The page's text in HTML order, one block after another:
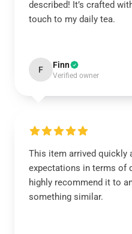
described! It’s crafted
touch to my daily tea.
F Finn
Verified owner
This item arrived quickly
expectations in terms of
highly recommend it to
something similar.